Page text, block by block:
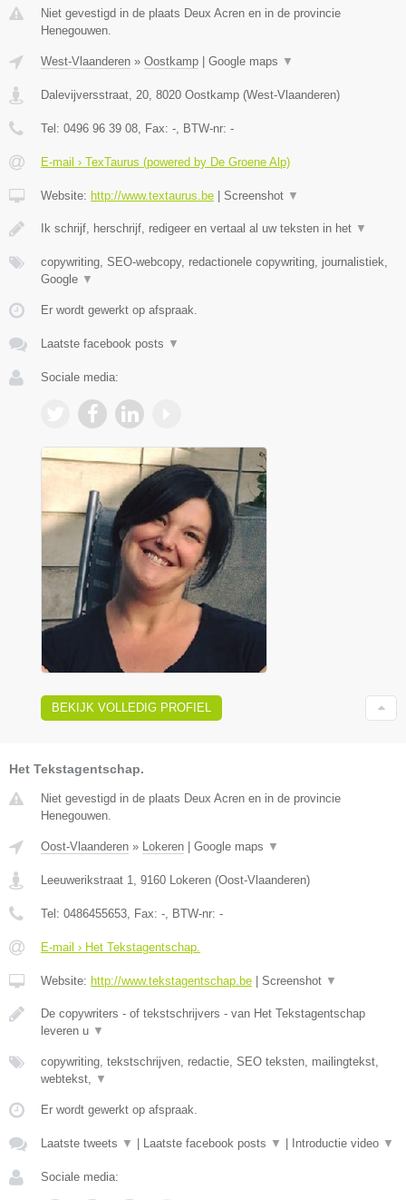
Niet gevestigd in de plaats Deux Acren en in de provincie
Henegouwen.
West-Vlaanderen » Oostkamp Google maps ▼
Dalevijversstraat, 20 8020 Oostkamp (West-Vlaanderen)
Tel: 0496 96 39 08 , Fax: - , BTW-nr: -
E-mail › TexTaurus (powered by De Groene Alp)
Website: http://www.textaurus.be Screenshot ▼
Ik schrijf, herschrijf, redigeer en vertaal al uw teksten in het ▼
copywriting, SEO-webcopy, redactionele copywriting, journalistiek,
Google ▼
Er wordt gewerkt op afspraak.
Laatste facebook posts ▼
Sociale media:
BEKIJK VOLLEDIG PROFIEL
Het Tekstagentschap.
Niet gevestigd in de plaats Deux Acren en in de provincie
Henegouwen.
Oost-Vlaanderen » Lokeren Google maps ▼
Leeuwerikstraat 1 9160 Lokeren (Oost-Vlaanderen)
Tel: 0486455653 , Fax: - , BTW-nr: -
E-mail › Het Tekstagentschap.
Website: http://www.tekstagentschap.be Screenshot ▼
De copywriters - of tekstschrijvers - van Het Tekstagentschap
leveren u ▼
copywriting, tekstschrijven, redactie, SEO teksten, mailingtekst,
webtekst,
▼
Er wordt gewerkt op afspraak.
Laatste tweets ▼ Laatste facebook posts ▼ Introductie video ▼
Sociale media: